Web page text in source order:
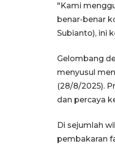
"Kami
benar-benar
Subianto), ini
Gelombang
menyusul
(28/8/2025).
dan percaya
Di sejumlah
pembakaran